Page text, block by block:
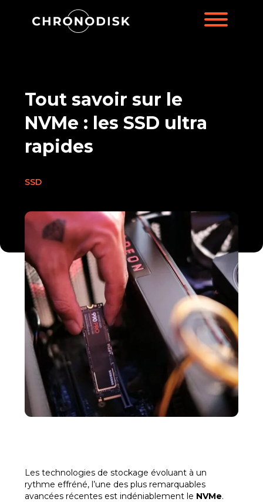
Tout savoir sur le
NVMe : les SSD ultra
rapides
SSD
Les technologies de stockage évoluant à un
rythme effréné, l’une des plus remarquables
avancées récentes est indéniablement le NVMe.